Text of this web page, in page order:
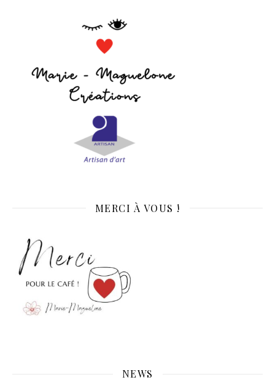
MERCI À VOUS !
NEWS